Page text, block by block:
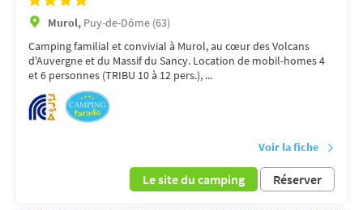
Murol, Puy-de-Dôme (63)
Camping familial et convivial à Murol, au cœur des Volcans
d'Auvergne et du Massif du Sancy. Location de mobil-homes 4
et 6 personnes (TRIBU 10 à 12 pers.), ...
Voir la fiche
Le site du camping Réserver